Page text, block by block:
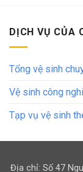
DỊCH VỤ CỦA
Tổng vệ sinh
Vệ sinh công
Tạp vụ vệ sinh
Địa chỉ: Số 47